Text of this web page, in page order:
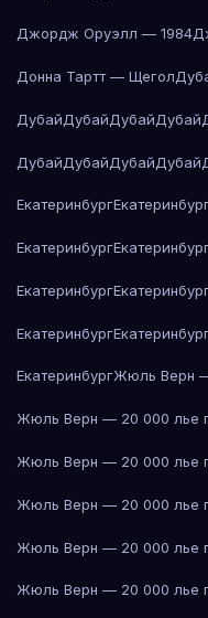
Джордж Оруэлл — 1984
Донна Тартт — Щегол
ДубайДубайДубайДубай
ДубайДубайДубайДубай
Екатеринбург
Екатеринбург
Екатеринбург
Екатеринбург
ЕкатеринбургЖюль Верн
Жюль Верн — 20 000 лье
Жюль Верн — 20 000 лье
Жюль Верн — 20 000 лье
Жюль Верн — 20 000 лье
Жюль Верн — 20 000 лье